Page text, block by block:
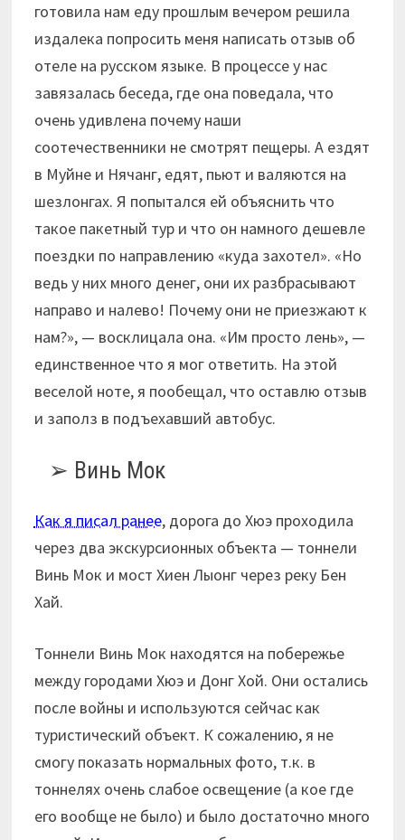
готовила нам еду прошлым вечером решила
издалека попросить меня написать отзыв об
отеле на русском языке. В процессе у нас
завязалась беседа, где она поведала, что
очень удивлена почему наши
соотечественники не смотрят пещеры. А ездят
в Муйне и Нячанг, едят, пьют и валяются на
шезлонгах. Я попытался ей объяснить что
такое пакетный тур и что он намного дешевле
поездки по направлению «куда захотел». «Но
ведь у них много денег, они их разбрасывают
направо и налево! Почему они не приезжают к
нам?», — восклицала она. «Им просто лень», —
единственное что я мог ответить. На этой
веселой ноте, я пообещал, что оставлю отзыв
и заполз в подъехавший автобус.
Винь Мок
Как я писал ранее, дорога до Хюэ проходила
через два экскурсионных объекта — тоннели
Винь Мок и мост Хиен Лыонг через реку Бен
Хай.
Тоннели Винь Мок находятся на побережье
между городами Хюэ и Донг Хой. Они остались
после войны и используются сейчас как
туристический объект. К сожалению, я не
смогу показать нормальных фото, т.к. в
тоннелях очень слабое освещение (а кое где
его вообще не было) и было достаточно много